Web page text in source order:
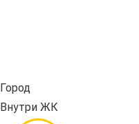
Город
Внутри ЖК